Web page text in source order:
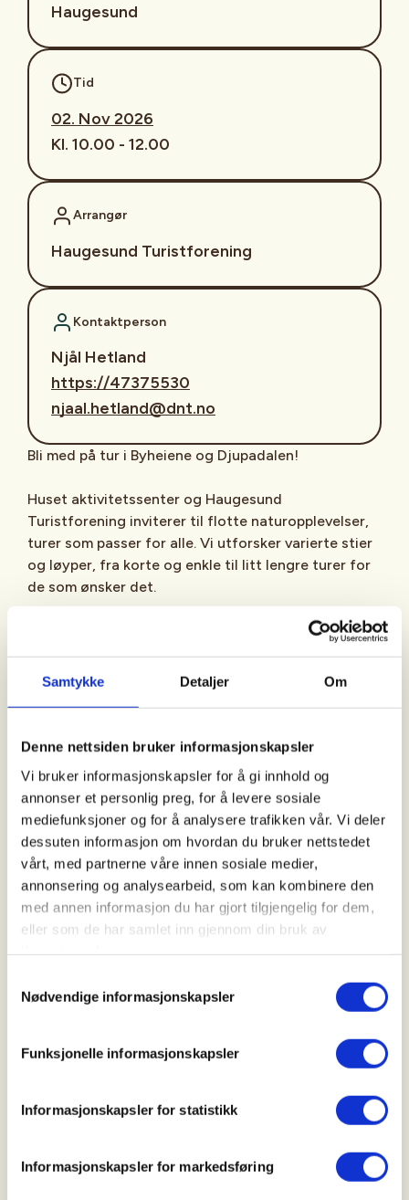
Samtykke Detaljer Om
Denne nettsiden bruker informasjonskapsler
Vi bruker informasjonskapsler for å gi innhold og
annonser et personlig preg, for å levere sosiale
mediefunksjoner og for å analysere trafikken vår. Vi deler
dessuten informasjon om hvordan du bruker nettstedet
vårt, med partnerne våre innen sosiale medier,
annonsering og analysearbeid, som kan kombinere den
med annen informasjon du har gjort tilgjengelig for dem,
eller som de har samlet inn gjennom din bruk av
Nødvendige informasjonskapsler
Funksjonelle informasjonskapsler
Informasjonskapsler for statistikk
Informasjonskapsler for markedsføring
Haugesund
Tid
02. Nov 2026
Kl. 10.00 - 12.00
Arrangør
Haugesund Turistforening
Kontaktperson
Njål Hetland
https://47375530
njaal.hetland@dnt.no
Bli med på tur i Byheiene og Djupadalen!
Huset aktivitetssenter og Haugesund
Turistforening inviterer til flotte naturopplevelser,
turer som passer for alle. Vi utforsker varierte stier
og løyper, fra korte og enkle til litt lengre turer for
de som ønsker det.
Hver tur avsluttes med hyggelig sosialt samvær
samles vi med kaffi og noe å bite i.
Turer i naturen gir glede, energi og reduserer
stress. I tillegg får du muligheten til å lære mer om
området vi går i. Turistforeningen deler spennende
historier og viser fram nye stier. På enkelte turer
setter vi fokus på temaer som trær, fugler og
naturens mangfold.
Vi informerer også om kommende turer i regi av
Praktisk informasjon:
Oppmøte: Stemmen (ved toalettbygget) kl. 12.00